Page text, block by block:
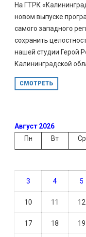
На ГТРК
новом выпуске
самого западного
сохранить
нашей студии Герой
Калининградской
СМОТРЕТЬ
Август 2026
Пн
Вт Ср
3 4 5
10 11 12
17 18 19